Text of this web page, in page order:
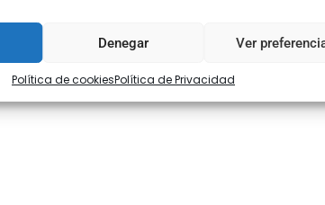
Denegar Ver
Política de cookiesPolítica de Privacidad